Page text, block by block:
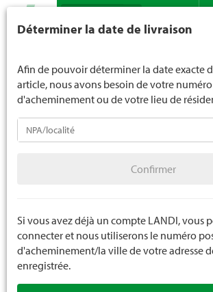
Recherche
Soins corporels
Soin du corps
Soin buccodentaire
Soins des mains
Déterminer la date de livraison
Afin de pouvoir déterminer la date exacte
article, nous avons besoin de votre
d'acheminement ou de votre lieu de
Confirmer
Si vous avez déjà un compte LANDI, vous
connecter et nous utiliserons le numéro
d'acheminement/la ville de votre adresse
enregistrée.
moins de 16 ans. La limite d'âge est de 18
nous indiquez votre âge de manière